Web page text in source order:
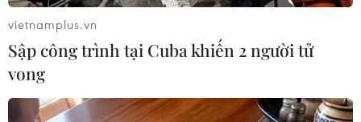
Thái Lan đang chính là niềm hy vọng cuối cùng
của bóng đá Đông Nam Á.
Tại giải đấu năm nay, đoàn quân của Huấn
luyện viên Masatada Ishii đang thể hiện phong
độ ấn tượng khi vượt qua vòng bảng với kỳ tích
vietnamplus.vn
Sập công trình tại Cuba khiến 2 người tử
vong